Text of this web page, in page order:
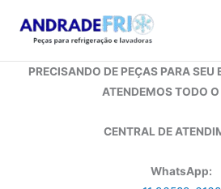
para
conteúdo
PRECISANDO DE PEÇAS PARA
ATENDEMOS TODO
CENTRAL DE
WhatsApp: